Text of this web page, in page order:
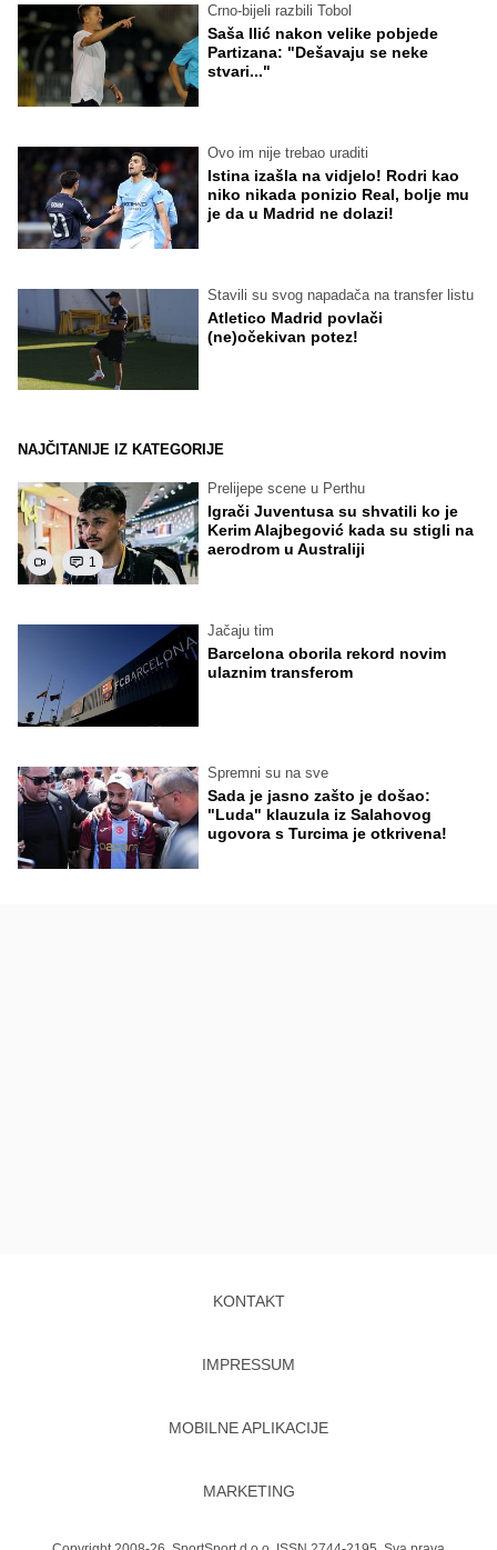
Crno-bijeli razbili Tobol
Saša Ilić nakon velike pobjede
Partizana: "Dešavaju se neke
stvari..."
Ovo im nije trebao uraditi
Istina izašla na vidjelo! Rodri kao
niko nikada ponizio Real, bolje mu
je da u Madrid ne dolazi!
Stavili su svog napadača na transfer listu
Atletico Madrid povlači
(ne)očekivan potez!
NAJČITANIJE IZ KATEGORIJE
1
Prelijepe scene u Perthu
Igrači Juventusa su shvatili ko je
Kerim Alajbegović kada su stigli na
aerodrom u Australiji
Jačaju tim
Barcelona oborila rekord novim
ulaznim transferom
Spremni su na sve
Sada je jasno zašto je došao:
"Luda" klauzula iz Salahovog
ugovora s Turcima je otkrivena!
KONTAKT
IMPRESSUM
MOBILNE APLIKACIJE
MARKETING